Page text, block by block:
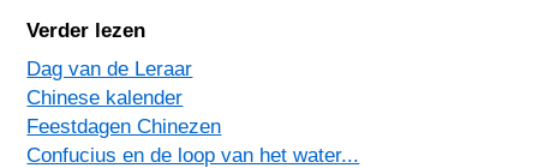
Verder lezen
Dag van de Leraar
Chinese kalender
Feestdagen Chinezen
Confucius en de loop van het water...